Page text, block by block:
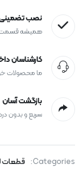
نصب
همیشه
کارشناسان
ما محصولات
بازگشت آسان
سریع و بدون
Categories: قطعات